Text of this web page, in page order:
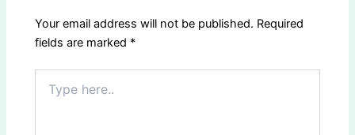
Your email address will not be published. Required
fields are marked *
here..